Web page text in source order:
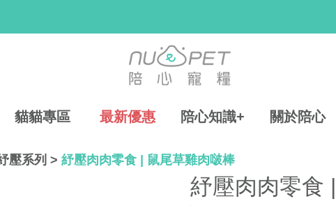
貓貓專區 最新優惠 陪心知識+ 關於陪心
壓系列 > 紓壓肉肉零食 | 鼠尾草雞肉啵棒
紓壓肉肉零食